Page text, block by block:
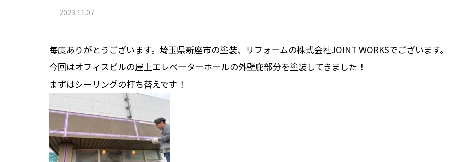
2023.11.07
毎度ありがとうございます。埼玉県新座市の塗装、リフォームの株式会社JOINT WORKSでございます。
今回はオフィスビルの屋上エレベーターホールの外壁庇部分を塗装してきました！
まずはシーリングの打ち替えです！